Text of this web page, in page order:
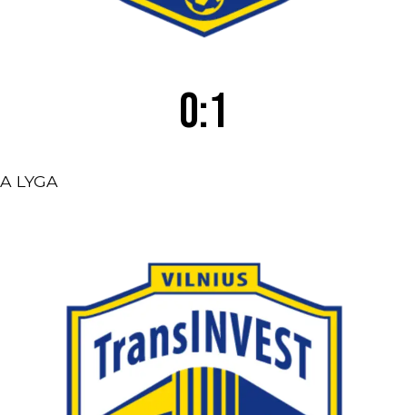
0:1
A LYGA